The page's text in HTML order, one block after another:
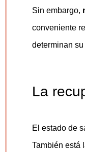
Sin embargo,
conveniente
determinan
La
El estado de
También está